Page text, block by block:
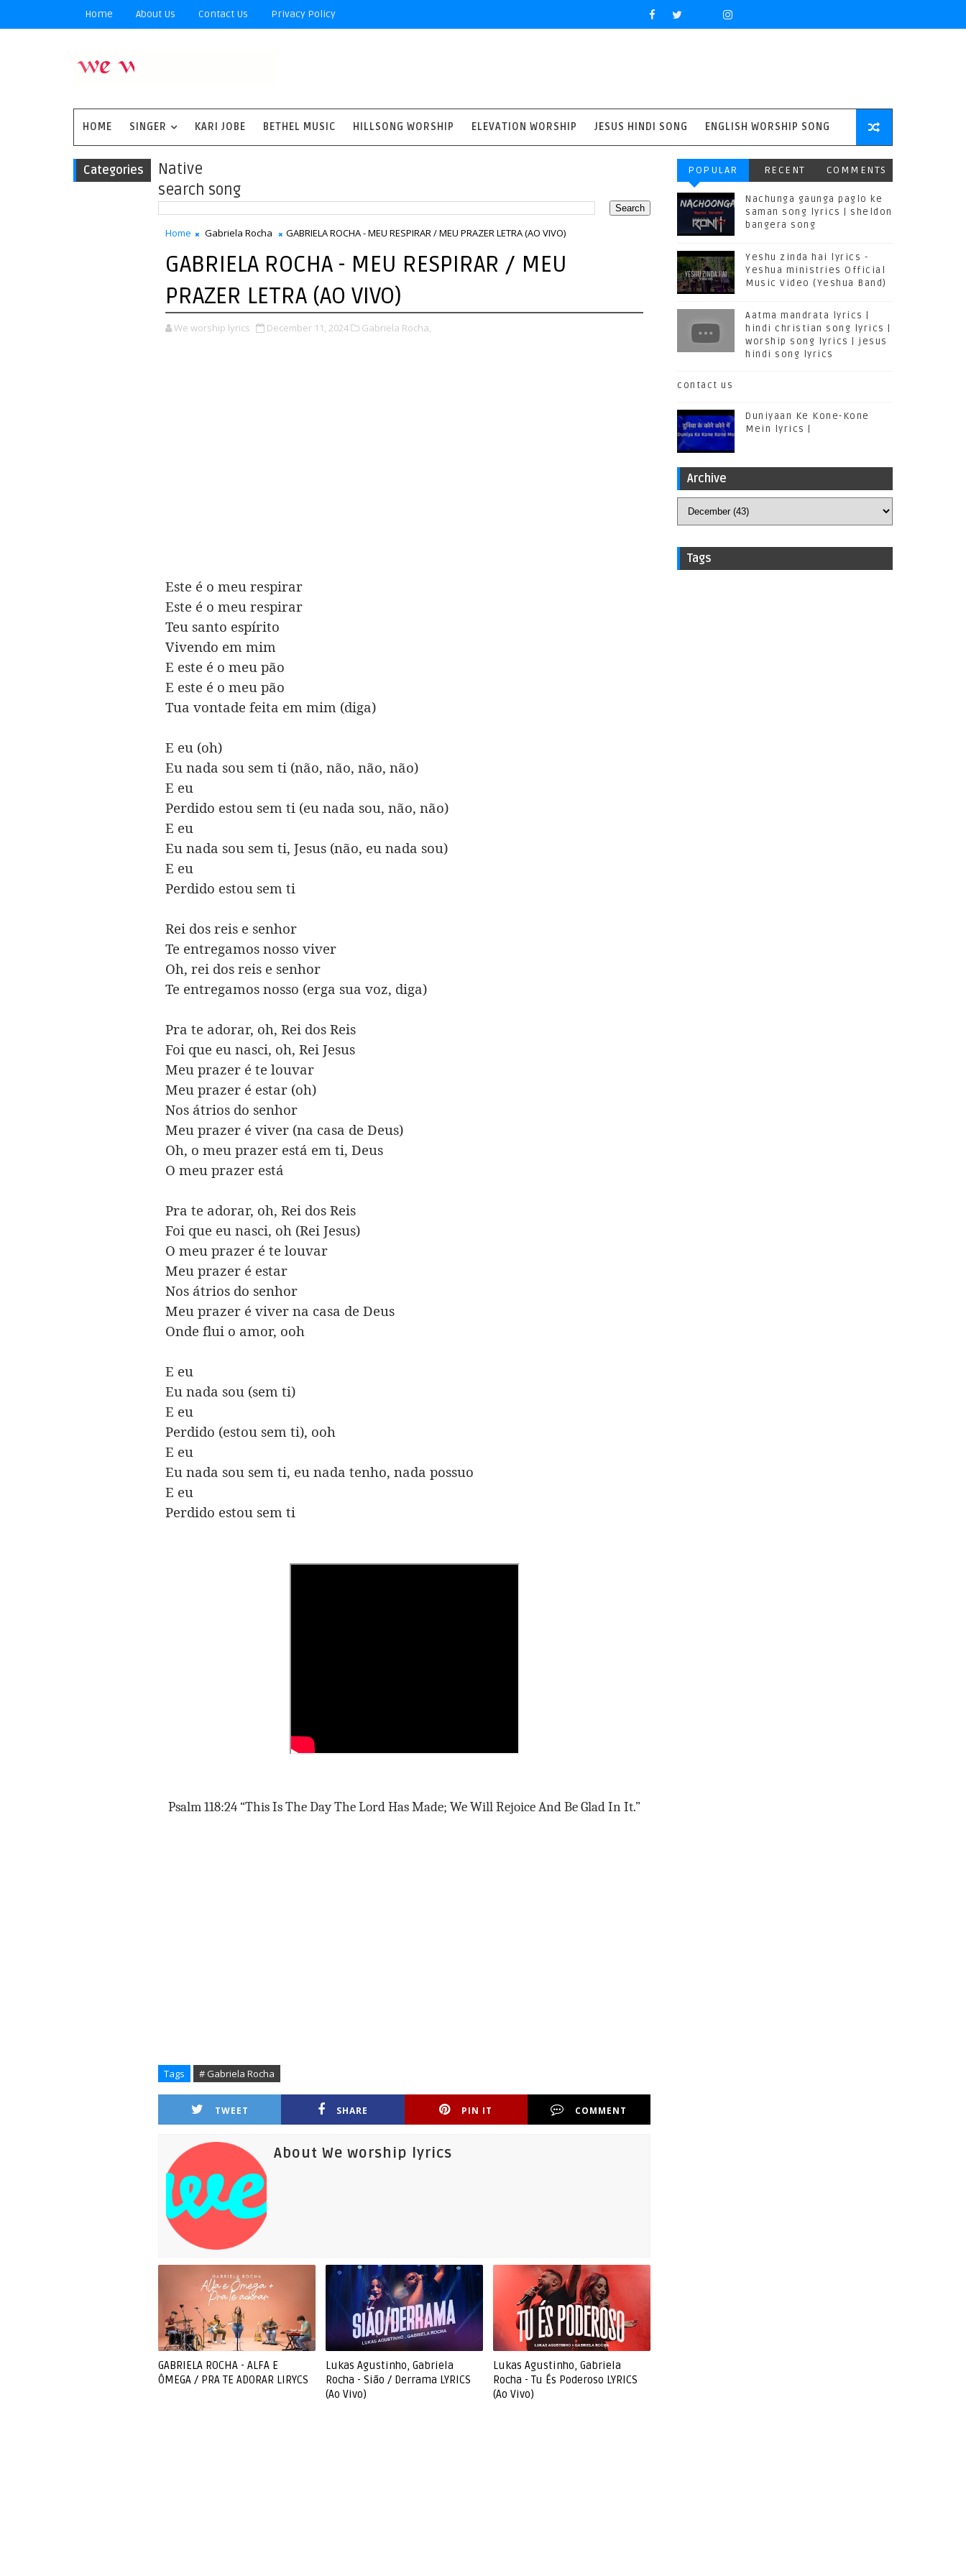
Home About Us Contact Us Privacy Policy
HOME SINGER KARI JOBE BETHEL MUSIC HILLSONG WORSHIP ELEVATION WORSHIP JESUS HINDI SONG ENGLISH WORSHIP SONG
Categories
Native
search song
Home Gabriela Rocha GABRIELA ROCHA - MEU RESPIRAR / MEU PRAZER LETRA (AO VIVO)
GABRIELA ROCHA - MEU RESPIRAR / MEU
PRAZER LETRA (AO VIVO)
We worship lyrics December 11, 2024 Gabriela Rocha,
Este é o meu respirar
Este é o meu respirar
Teu santo espírito
Vivendo em mim
E este é o meu pão
E este é o meu pão
Tua vontade feita em mim (diga)
E eu (oh)
Eu nada sou sem ti (não, não, não, não)
E eu
Perdido estou sem ti (eu nada sou, não, não)
E eu
Eu nada sou sem ti, Jesus (não, eu nada sou)
E eu
Perdido estou sem ti
Rei dos reis e senhor
Te entregamos nosso viver
Oh, rei dos reis e senhor
Te entregamos nosso (erga sua voz, diga)
Pra te adorar, oh, Rei dos Reis
Foi que eu nasci, oh, Rei Jesus
Meu prazer é te louvar
Meu prazer é estar (oh)
Nos átrios do senhor
Meu prazer é viver (na casa de Deus)
Oh, o meu prazer está em ti, Deus
O meu prazer está
Pra te adorar, oh, Rei dos Reis
Foi que eu nasci, oh (Rei Jesus)
O meu prazer é te louvar
Meu prazer é estar
Nos átrios do senhor
Meu prazer é viver na casa de Deus
Onde flui o amor, ooh
E eu
Eu nada sou (sem ti)
E eu
Perdido (estou sem ti), ooh
E eu
Eu nada sou sem ti, eu nada tenho, nada possuo
E eu
Perdido estou sem ti
Psalm 118:24 “This Is The Day The Lord Has Made; We Will Rejoice And Be Glad In It.”
Tags # Gabriela Rocha
TWEET SHARE PIN IT COMMENT
About We worship lyrics
GABRIELA ROCHA - ALFA E
ÔMEGA / PRA TE ADORAR LIRYCS
Lukas Agustinho, Gabriela
Rocha - Sião / Derrama LYRICS
(Ao Vivo)
Lukas Agustinho, Gabriela
Rocha - Tu És Poderoso LYRICS
(Ao Vivo)
POPULAR RECENT COMMENTS
Nachunga gaunga paglo ke
saman song lyrics | sheldon
bangera song
Yeshu zinda hai lyrics -
Yeshua ministries Official
Music Video (Yeshua Band)
Aatma mandrata lyrics |
hindi christian song lyrics |
worship song lyrics | jesus
hindi song lyrics
contact us
Duniyaan Ke Kone-Kone
Mein lyrics |
Archive
Tags